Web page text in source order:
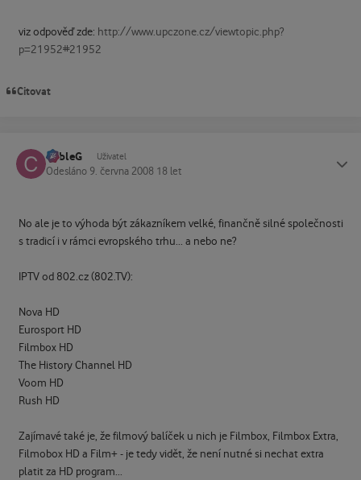
viz odpověď zde: http://www.upczone.cz/viewtopic.php?
p=21952#21952
Citovat
CableG Uživatel
Odesláno 9. června 2008 18 let
No ale je to výhoda být zákazníkem velké, finančně silné společnosti
s tradicí i v rámci evropského trhu... a nebo ne?
IPTV od 802.cz (802.TV):
Nova HD
Eurosport HD
Filmbox HD
The History Channel HD
Voom HD
Rush HD
Zajímavé také je, že filmový balíček u nich je Filmbox, Filmbox Extra,
Filmobox HD a Film+ - je tedy vidět, že není nutné si nechat extra
platit za HD program...